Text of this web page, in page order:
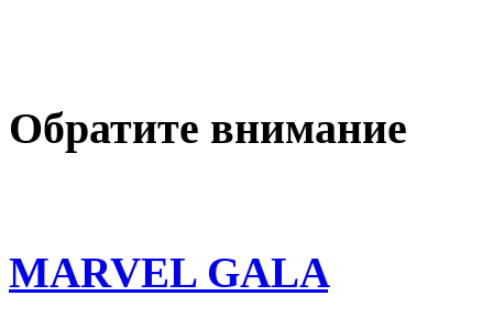
Обратите внимание
MARVEL GALA